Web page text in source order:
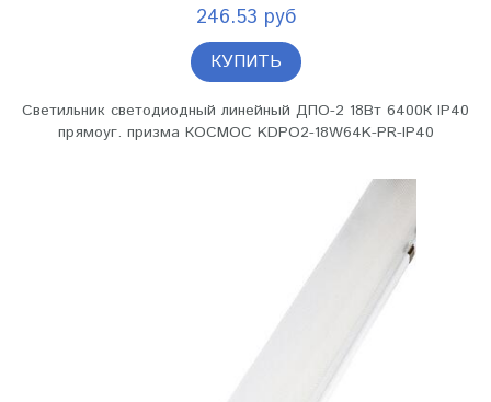
246.53 руб
КУПИТЬ
Светильник светодиодный линейный ДПО-2 18Вт 6400К IP40
прямоуг. призма КОСМОС KDPO2-18W64K-PR-IP40